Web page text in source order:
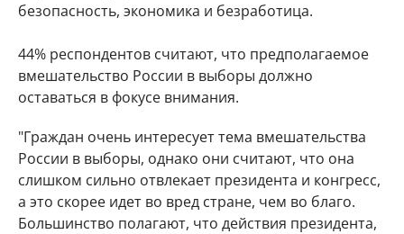
безопасность, экономика и безработица.
44% респондентов считают, что предполагаемое
вмешательство России в выборы должно
оставаться в фокусе внимания.
"Граждан очень интересует тема вмешательства
России в выборы, однако они считают, что она
слишком сильно отвлекает президента и конгресс,
а это скорее идет во вред стране, чем во благо.
Большинство полагают, что действия президента,